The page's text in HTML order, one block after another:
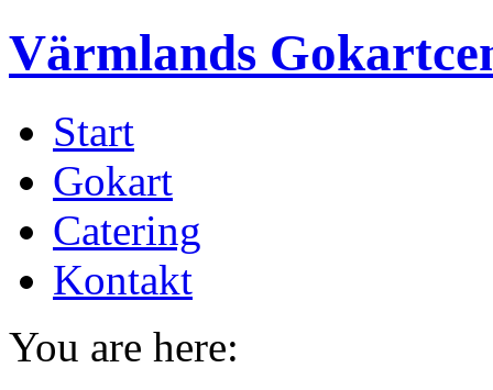
Värmlands
Start
Gokart
Catering
Kontakt
You are here: